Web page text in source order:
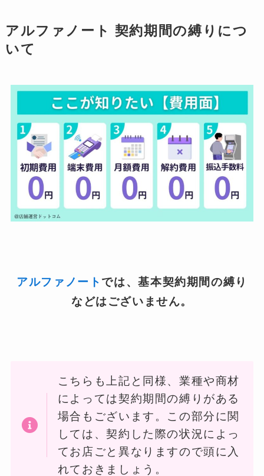
アルファノート 契約期間の縛りにつ
いて
アルファノート では、基本契約期間の縛り
などはございません。
こちらも上記と同様、業種や商材
によっては契約期間の縛りがある
場合もございます。この部分に関
しては、契約した際の状況によっ
てお店ごと異なりますので頭に入
れておきましょう。